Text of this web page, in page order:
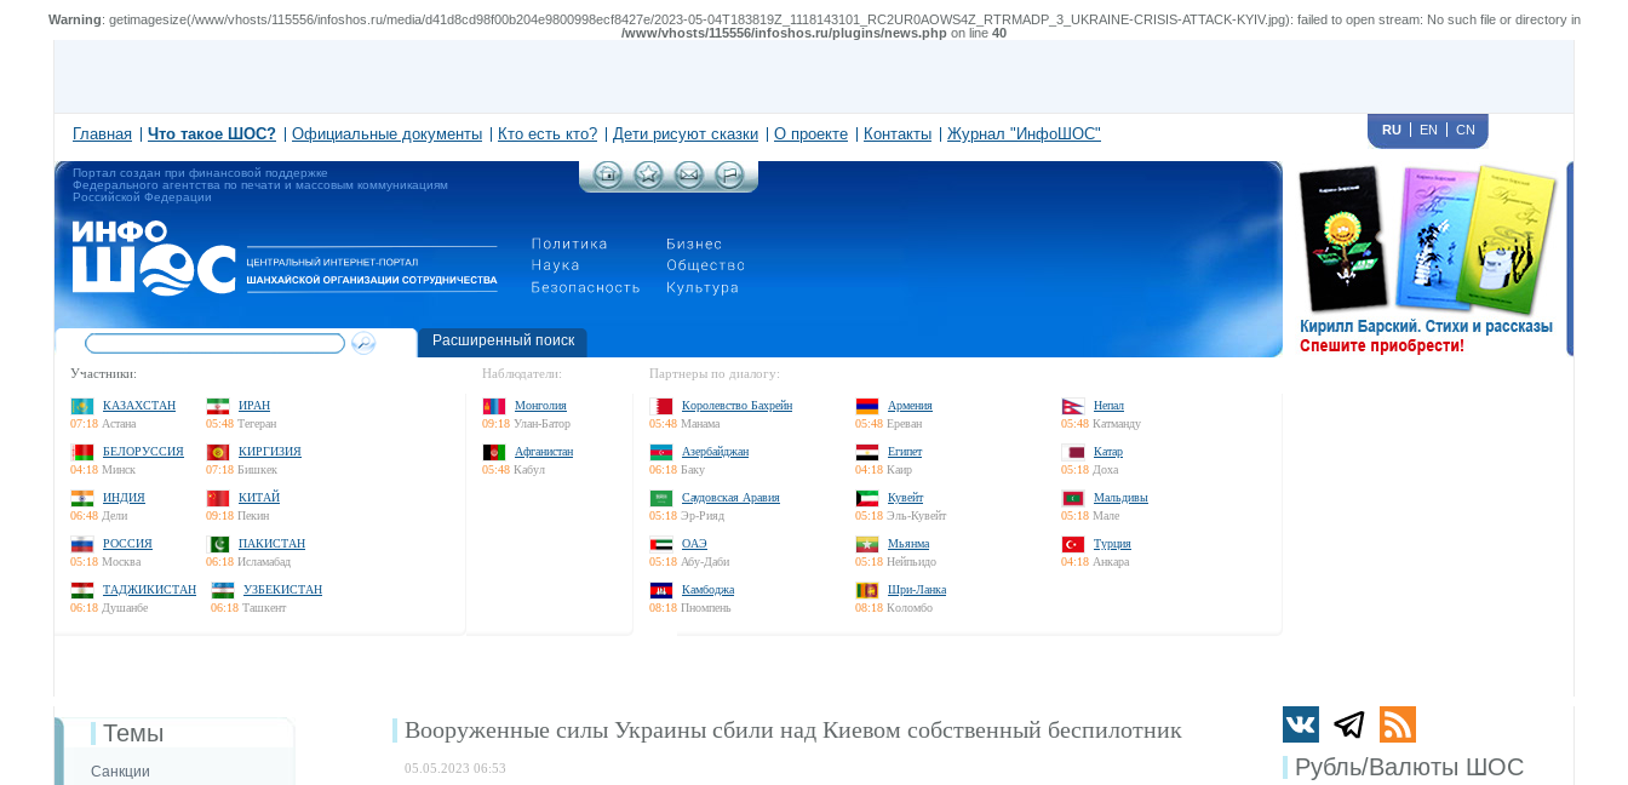
Warning: getimagesize(/www/vhosts/115556/infoshos.ru/media/d41d8cd98f00b204e9800998ecf8427e/2023-05-04T183819Z_1118143101_RC2UR0AOWS4Z_RTRMADP_3_UKRAINE-CRISIS-ATTACK-KYIV.jpg): failed to open stream: No such file or directory in
/www/vhosts/115556/infoshos.ru/plugins/news.php on line 40
Главная Что такое ШОС? Официальные документы Кто есть кто? Дети рисуют сказки О проекте Контакты Журнал "ИнфоШОС" RU EN CN
Портал создан при финансовой поддержке
Федерального агентства по печати и массовым коммуникациям
Российской Федерации
Расширенный поиск
Участники:
КАЗАХСТАН
07:18 Астана
ИРАН
05:48 Тегеран
БЕЛОРУССИЯ
04:18 Минск
КИРГИЗИЯ
07:18 Бишкек
ИНДИЯ
06:48 Дели
КИТАЙ
09:18 Пекин
РОССИЯ
05:18 Москва
ПАКИСТАН
06:18 Исламабад
ТАДЖИКИСТАН
06:18 Душанбе
УЗБЕКИСТАН
06:18 Ташкент
Наблюдатели:
Монголия
09:18 Улан-Батор
Афганистан
05:48 Кабул
Партнеры по диалогу:
Королевство Бахрейн
05:48 Манама
Армения
05:48 Ереван
Непал
05:48 Катманду
Азербайджан
06:18 Баку
Египет
04:18 Каир
Катар
05:18 Доха
Саудовская Аравия
05:18 Эр-Рияд
Кувейт
05:18 Эль-Кувейт
Мальдивы
05:18 Мале
ОАЭ
05:18 Абу-Даби
Мьянма
05:18 Нейпьидо
Турция
04:18 Анкара
Камбоджа
08:18 Пномпень
Шри-Ланка
08:18 Коломбо
Рубль/Валюты ШОС
Темы
Санкции
Вооруженные силы Украины сбили над Киевом собственный беспилотник
05.05.2023 06:53